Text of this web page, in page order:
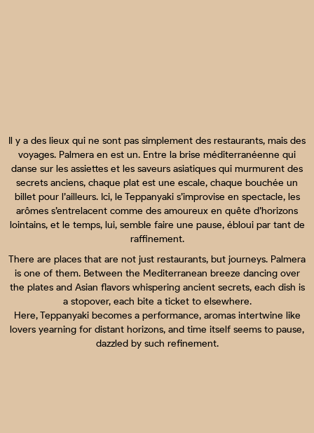
Il y a des lieux qui ne sont pas simplement des restaurants, mais des
voyages. Palmera en est un. Entre la brise méditerranéenne qui
danse sur les assiettes et les saveurs asiatiques qui murmurent des
secrets anciens, chaque plat est une escale, chaque bouchée un
billet pour l’ailleurs. Ici, le Teppanyaki s’improvise en spectacle, les
arômes s’entrelacent comme des amoureux en quête d’horizons
lointains, et le temps, lui, semble faire une pause, ébloui par tant de
raffinement.
There are places that are not just restaurants, but journeys. Palmera
is one of them. Between the Mediterranean breeze dancing over
the plates and Asian flavors whispering ancient secrets, each dish is
a stopover, each bite a ticket to elsewhere.
Here, Teppanyaki becomes a performance, aromas intertwine like
lovers yearning for distant horizons, and time itself seems to pause,
dazzled by such refinement.